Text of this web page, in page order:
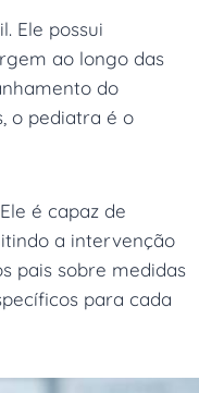
Ele possui
ao longo das
do
o pediatra é o
é capaz de
a intervenção
pais sobre medidas
para cada